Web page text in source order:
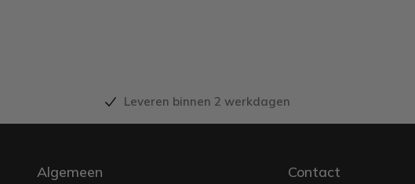
Leveren binnen 2 werkdagen
Algemeen Contact